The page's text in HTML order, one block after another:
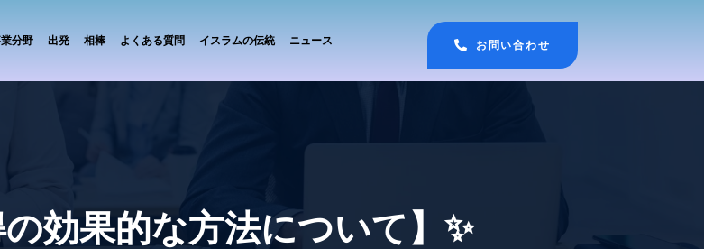
分野 出発 相棒 よくある質問 イスラムの伝統 ニュース お問い合わせ
効果的な方法について】✨